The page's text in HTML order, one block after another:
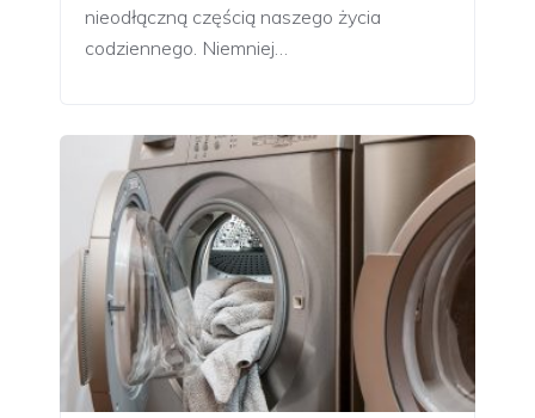
nieodłączną częścią naszego życia
codziennego. Niemniej…